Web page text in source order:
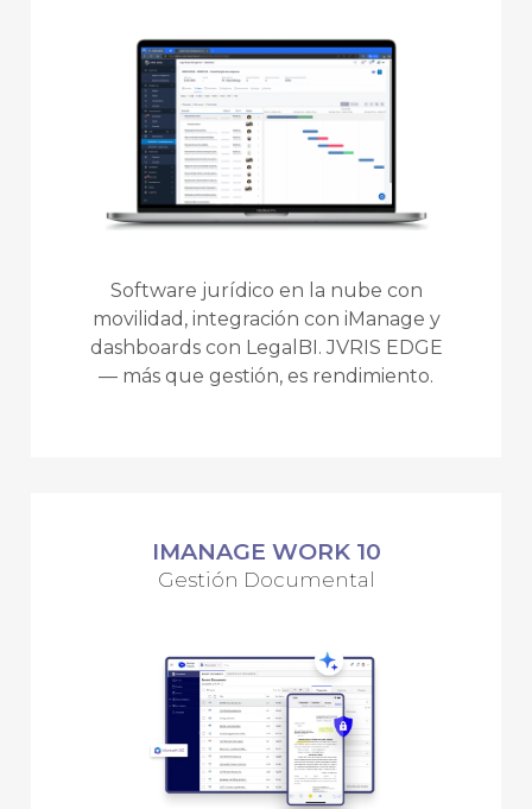
Software jurídico en la nube con
movilidad, integración con iManage y
dashboards con LegalBI. JVRIS EDGE
— más que gestión, es rendimiento.
IMANAGE WORK 10
Gestión Documental